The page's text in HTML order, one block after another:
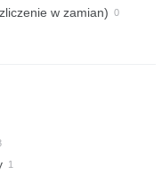
w zamian)